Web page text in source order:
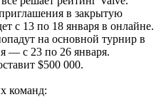
в закрытую
с 13 по 18 января в онлайне.
на основной турнир в
— с 23 по 26 января.
$500 000.
команд: